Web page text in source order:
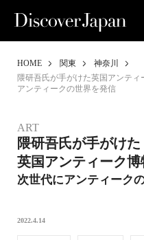
HOME 関東
神奈川
隈研吾氏が手がけた英国アンテ
アンティークの世界を発信
ART
隈研吾氏が手がけた
英国アンティーク博
次世代にアンティーク
2022.4.14